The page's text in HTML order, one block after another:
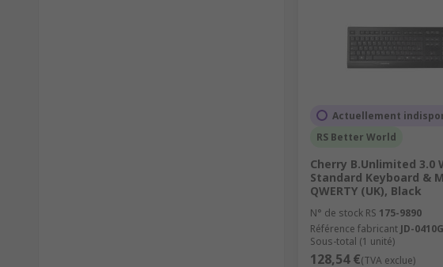
Actuellement
RS Better World
Cherry B.Unlimited 3.0
Standard Keyboard &
QWERTY (UK), Black
N° de stock RS 175-9890
Référence fabricant JD-
Sous-total (1 unité)
128,54 €(TVA exclue)